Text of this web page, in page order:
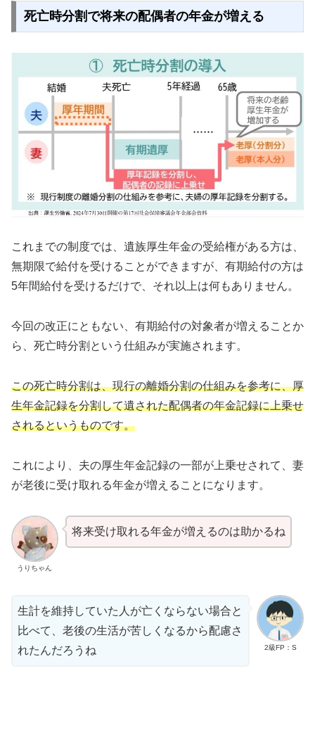
死亡時分割で将来の配偶者の年金が増える
これまでの制度では、遺族厚生年金の受給権がある方は、
無期限で給付を受けることができますが、有期給付の方は
5年間給付を受けるだけで、それ以上は何もありません。
今回の改正にともない、有期給付の対象者が増えることか
ら、死亡時分割という仕組みが実施されます。
この死亡時分割は、現行の離婚分割の仕組みを参考に、厚
生年金記録を分割して遺された配偶者の年金記録に上乗せ
されるというものです。
これにより、夫の厚生年金記録の一部が上乗せされて、妻
が老後に受け取れる年金が増えることになります。
うりちゃん
将来受け取れる年金が増えるのは助かるね
2級FP：S
生計を維持していた人が亡くならない場合と
比べて、老後の生活が苦しくなるから配慮さ
れたんだろうね